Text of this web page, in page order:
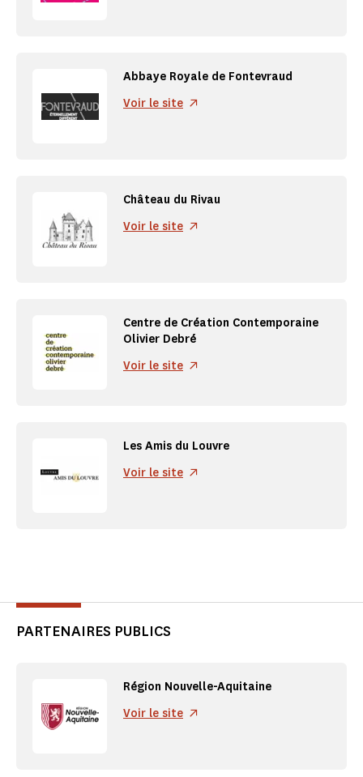
Abbaye Royale de Fontevraud
Voir le site
Château du Rivau
Voir le site
Centre de Création Contemporaine
Olivier Debré
Voir le site
Les Amis du Louvre
Voir le site
PARTENAIRES PUBLICS
Région Nouvelle-Aquitaine
Voir le site